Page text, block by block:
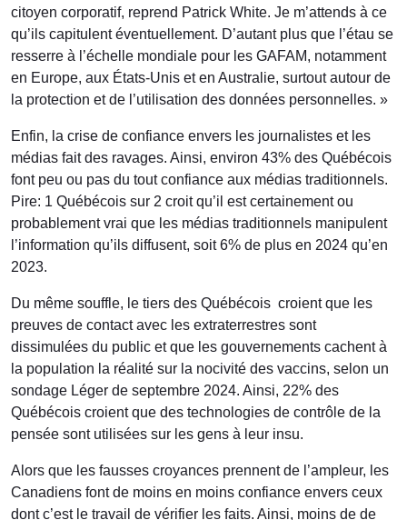
citoyen corporatif, reprend Patrick White. Je m’attends à ce
qu’ils capitulent éventuellement. D’autant plus que l’étau se
resserre à l’échelle mondiale pour les GAFAM, notamment
en Europe, aux États-Unis et en Australie, surtout autour de
la protection et de l’utilisation des données personnelles. »
Enfin, la crise de confiance envers les journalistes et les
médias fait des ravages. Ainsi, environ 43% des Québécois
font peu ou pas du tout confiance aux médias traditionnels.
Pire: 1 Québécois sur 2 croit qu’il est certainement ou
probablement vrai que les médias traditionnels manipulent
l’information qu’ils diffusent, soit 6% de plus en 2024 qu’en
2023.
Du même souffle, le tiers des Québécois croient que les
preuves de contact avec les extraterrestres sont
dissimulées du public et que les gouvernements cachent à
la population la réalité sur la nocivité des vaccins, selon un
sondage Léger de septembre 2024. Ainsi, 22% des
Québécois croient que des technologies de contrôle de la
pensée sont utilisées sur les gens à leur insu.
Alors que les fausses croyances prennent de l’ampleur, les
Canadiens font de moins en moins confiance envers ceux
dont c’est le travail de vérifier les faits. Ainsi, moins de de